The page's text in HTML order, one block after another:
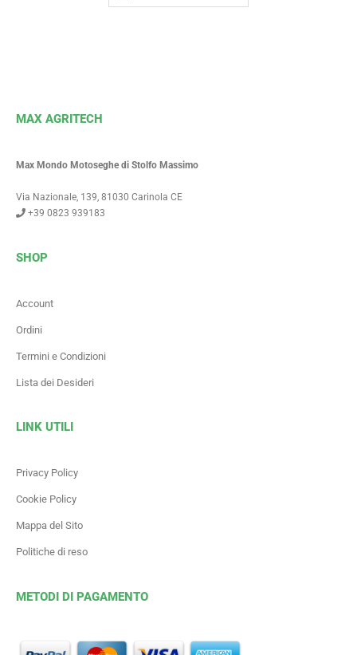
MAX AGRITECH
Max Mondo Motoseghe di Stolfo Massimo
Via Nazionale, 139, 81030 Carinola CE
+39 0823 939183
SHOP
Account
Ordini
Termini e Condizioni
Lista dei Desideri
LINK UTILI
Privacy Policy
Cookie Policy
Mappa del Sito
Politiche di reso
METODI DI PAGAMENTO